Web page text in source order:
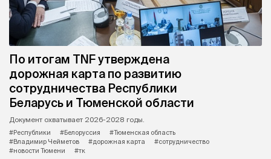
По итогам TNF утверждена
дорожная карта по развитию
сотрудничества Республики
Беларусь и Тюменской области
Документ охватывает 2026-2028 годы.
#Республики
#Белоруссия
#Тюменская область
#Владимир Чейметов
#дорожная карта
#сотрудничество
#новости Тюмени
#тк